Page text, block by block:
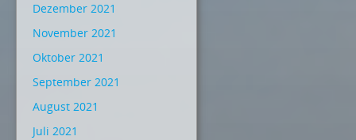
Dezember 2021
November 2021
Oktober 2021
September 2021
August 2021
Juli 2021